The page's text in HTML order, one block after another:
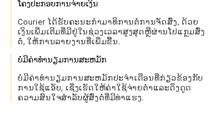
ໂຄງປະກອບການຈ່າຍເງິນ
Courier ໄດ້ຮັບຄະນະກໍາມາທິການຕໍ່ການຈັດສົ່ງ, ດ້ວຍ
ເງິນເພີ່ມເຕີມທີ່ມີຢູ່ໃນຊ່ວງເວລາສູງສຸດຫຼືຜ່ານໂປແກຼມສົ່ງ
ຕໍ່, ໃຫ້ການລາຍງານທີ່ເພີ່ມຂື້ນ.
ບໍ່ມີຄ່າທໍານຽມການສະຫມັກ
ບໍ່ມີຄ່າທໍານຽມການສະຫມັກປະຈໍາເດືອນທີ່ກ່ຽວຂ້ອງກັບ
ການໃຊ້ແອັບ, ເຊິ່ງເຮັດໃຫ້ຄ່າໃຊ້ຈ່າຍຕໍ່າແລະດຶງດູດ
ຄວາມສົນໃຈສໍາລັບຜູ້ສົ່ງຕໍ່ທີ່ມີທ່າແຮງ.